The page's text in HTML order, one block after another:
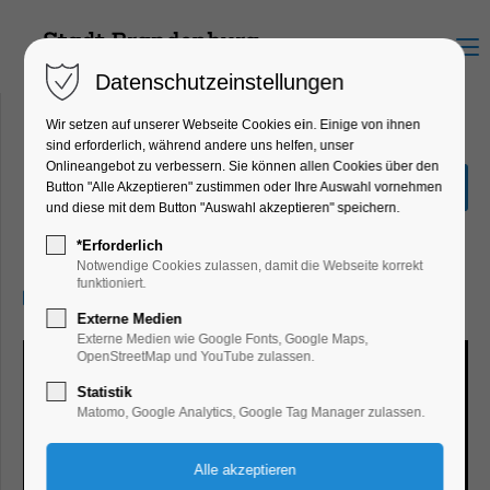
Menu
Sonderausstellung Eiszeit
Safari
Ausstellung
Datenschutzeinstellungen
Wir setzen auf unserer Webseite Cookies ein. Einige von ihnen
sind erforderlich, während andere uns helfen, unser
Onlineangebot zu verbessern. Sie können allen Cookies über den
Button "Alle Akzeptieren" zustimmen oder Ihre Auswahl vornehmen
und diese mit dem Button "Auswahl akzeptieren" speichern.
*Erforderlich
Notwendige Cookies zulassen, damit die Webseite korrekt
funktioniert.
Externe Medien
Externe Medien wie Google Fonts, Google Maps,
OpenStreetMap und YouTube zulassen.
Statistik
Matomo, Google Analytics, Google Tag Manager zulassen.